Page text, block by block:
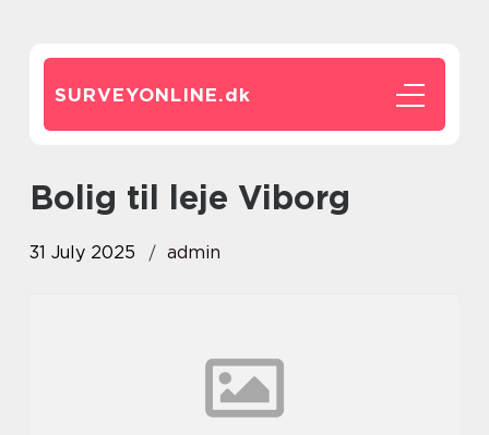
SURVEYONLINE.dk
bolig til leje Viborg
31 July 2025 admin